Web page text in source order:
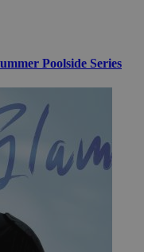
Poolside Series